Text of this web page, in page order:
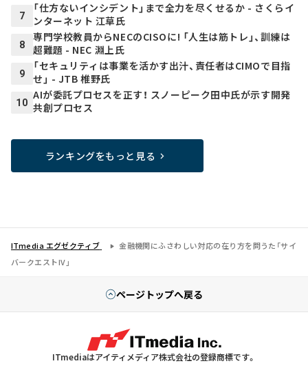
7
「仕方ないインシデント」まで全力を尽くせるか - さくらイ
ンターネット 江草氏
8
専門学校教員からNECのCISOに! 「人生は筋トレ」、訓練は
超難題 - NEC 淵上氏
9
「セキュリティは事業を活かす出汁、責任者はCIMOで目指
せ」 - JTB 椎野氏
10
AIが委託プロセスを正す！ スノーピーク田中氏が示す開発
共創プロセス
ランキングをもっと見る
ITmedia エグゼクティブ
金融機関にふさわしい対応の在り方を問うた「サイ
バークエストIV」
ページトップへ戻る
ITmediaはアイティメディア株式会社の登録商標です。